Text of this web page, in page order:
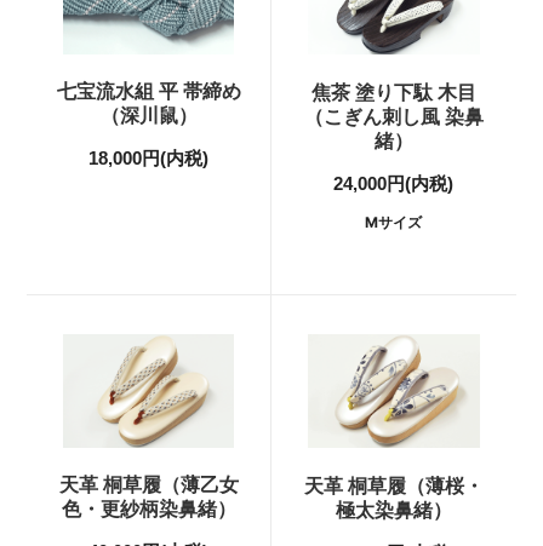
七宝流水組 平 帯締め
（深川鼠）
18,000円(内税)
焦茶 塗り下駄 木目
（こぎん刺し風 染鼻
緒）
24,000円(内税)
Mサイズ
天革 桐草履（薄乙女
色・更紗柄染鼻緒）
天革 桐草履（薄桜・
極太染鼻緒）